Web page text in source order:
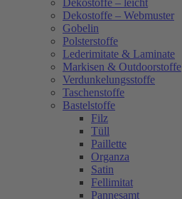
Dekostoffe – leicht
Dekostoffe – Webmuster
Gobelin
Polsterstoffe
Lederimitate & Laminate
Markisen & Outdoorstoffe
Verdunkelungsstoffe
Taschenstoffe
Bastelstoffe
Filz
Tüll
Paillette
Organza
Satin
Fellimitat
Pannesamt